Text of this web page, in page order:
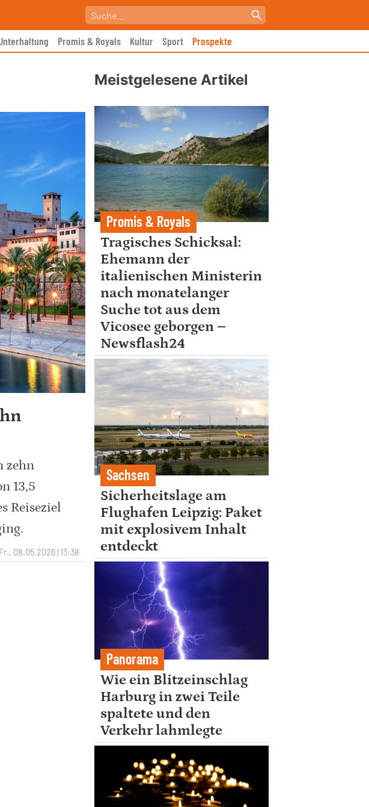
Promis & Royals Kultur Sport Prospekte
zehn
13,5
Reiseziel
Fr., 08.05.2026 | 13:38
Meistgelesene Artikel
Promis & Royals
Tragisches Schicksal:
Ehemann der
italienischen Ministerin
nach monatelanger
Suche tot aus dem
Vicosee geborgen –
Newsflash24
Sachsen
Sicherheitslage am
Flughafen Leipzig: Paket
mit explosivem Inhalt
entdeckt
Panorama
Wie ein Blitzeinschlag
Harburg in zwei Teile
spaltete und den
Verkehr lahmlegte